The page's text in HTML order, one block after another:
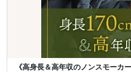
《高身長＆高年収のノンスモーカ